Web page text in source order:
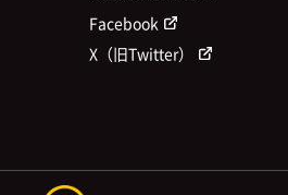
Facebook
X（旧Twitter）